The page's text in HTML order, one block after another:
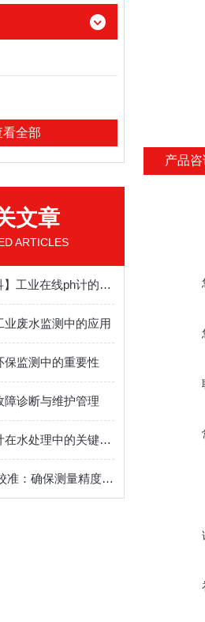
看全部
文章
ARTICLES
【达尔克百科】工业在线ph计的工作原理及应用领域
业废水监测中的应用
保监测中的重要性
障诊断与维护管理
工业在线ph计在水处理中的关键作用
发酵pH计的校准：确保测量精度的关键
产品